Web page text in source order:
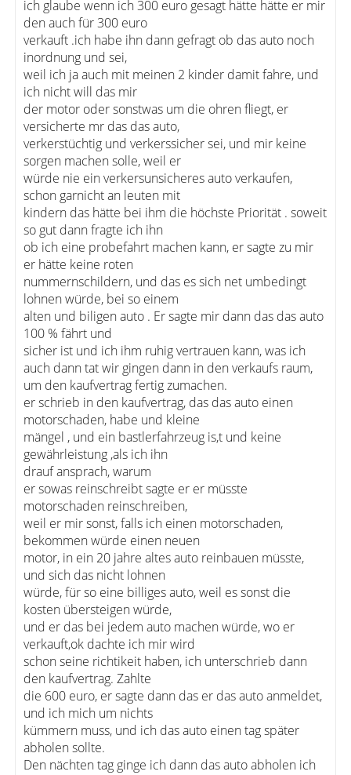
ich glaube wenn ich 300 euro gesagt hätte hätte er mir
den auch für 300 euro
verkauft .ich habe ihn dann gefragt ob das auto noch
inordnung und sei,
weil ich ja auch mit meinen 2 kinder damit fahre, und
ich nicht will das mir
der motor oder sonstwas um die ohren fliegt, er
versicherte mr das das auto,
verkerstüchtig und verkerssicher sei, und mir keine
sorgen machen solle, weil er
würde nie ein verkersunsicheres auto verkaufen,
schon garnicht an leuten mit
kindern das hätte bei ihm die höchste Priorität . soweit
so gut dann fragte ich ihn
ob ich eine probefahrt machen kann, er sagte zu mir
er hätte keine roten
nummernschildern, und das es sich net umbedingt
lohnen würde, bei so einem
alten und biligen auto . Er sagte mir dann das das auto
100 % fährt und
sicher ist und ich ihm ruhig vertrauen kann, was ich
auch dann tat wir gingen dann in den verkaufs raum,
um den kaufvertrag fertig zumachen.
er schrieb in den kaufvertrag, das das auto einen
motorschaden, habe und kleine
mängel , und ein bastlerfahrzeug is,t und keine
gewährleistung ,als ich ihn
drauf ansprach, warum
er sowas reinschreibt sagte er er müsste
motorschaden reinschreiben,
weil er mir sonst, falls ich einen motorschaden,
bekommen würde einen neuen
motor, in ein 20 jahre altes auto reinbauen müsste,
und sich das nicht lohnen
würde, für so eine billiges auto, weil es sonst die
kosten übersteigen würde,
und er das bei jedem auto machen würde, wo er
verkauft,ok dachte ich mir wird
schon seine richtikeit haben, ich unterschrieb dann
den kaufvertrag. Zahlte
die 600 euro, er sagte dann das er das auto anmeldet,
und ich mich um nichts
kümmern muss, und ich das auto einen tag später
abholen sollte.
Den nächten tag ginge ich dann das auto abholen ich